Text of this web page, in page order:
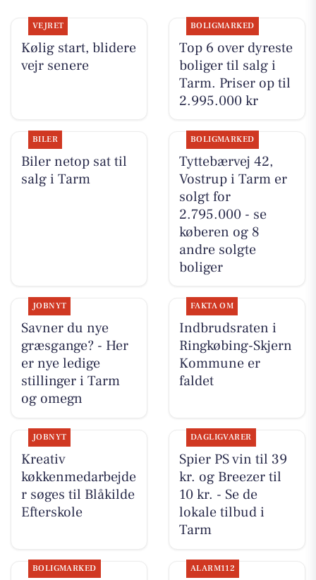
VEJRET
Kølig start, blidere
vejr senere
BOLIGMARKED
Top 6 over dyreste
boliger til salg i
Tarm. Priser op til
2.995.000 kr
BILER
Biler netop sat til
salg i Tarm
BOLIGMARKED
Tyttebærvej 42,
Vostrup i Tarm er
solgt for
2.795.000 - se
køberen og 8
andre solgte
boliger
JOBNYT
Savner du nye
græsgange? - Her
er nye ledige
stillinger i Tarm
og omegn
FAKTA OM
Indbrudsraten i
Ringkøbing-Skjern
Kommune er
faldet
JOBNYT
Kreativ
køkkenmedarbejde
r søges til Blåkilde
Efterskole
DAGLIGVARER
Spier PS vin til 39
kr. og Breezer til
10 kr. - Se de
lokale tilbud i
Tarm
BOLIGMARKED ALARM112